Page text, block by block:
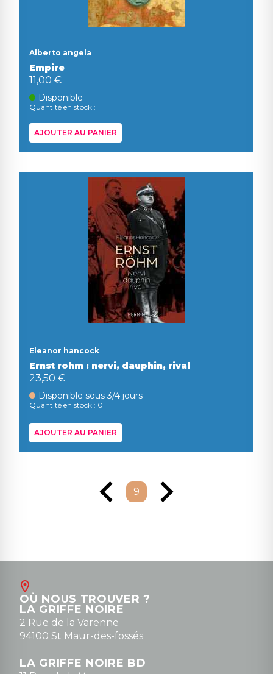
Alberto angela
Empire
11,00 €
Disponible
Quantité en stock : 1
AJOUTER AU PANIER
Eleanor hancock
Ernst rohm : nervi, dauphin, rival
23,50 €
Disponible sous 3/4 jours
Quantité en stock : 0
AJOUTER AU PANIER
9
OÙ NOUS TROUVER ?
LA GRIFFE NOIRE
2 Rue de la Varenne
94100 St Maur-des-fossés
LA GRIFFE NOIRE BD